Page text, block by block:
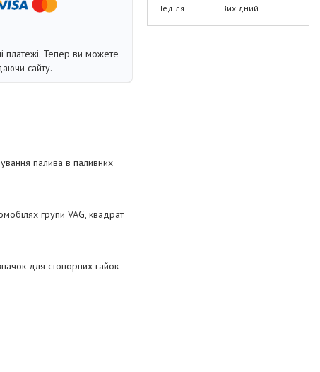
платежі. Тепер ви можете
сайту.
палива в паливних
групи VAG, квадрат
для стопорних гайок
Неділя
Вихідний